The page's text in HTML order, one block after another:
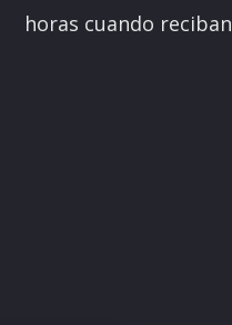
horas cuando